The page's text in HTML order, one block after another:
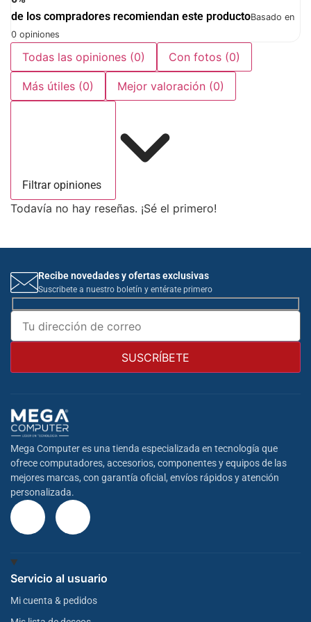
de los compradores recomiendan este productoBasado en
0 opiniones
Todas las opiniones (0) Con fotos (0)
Más útiles (0) Mejor valoración (0)
Filtrar opiniones
Todavía no hay reseñas. ¡Sé el primero!
Recibe novedades y ofertas exclusivas
Suscribete a nuestro boletín y entérate primero
Mega Computer es una tienda especializada en tecnología que
ofrece computadores, accesorios, componentes y equipos de las
mejores marcas, con garantía oficial, envíos rápidos y atención
personalizada.
Servicio al usuario
Mi cuenta & pedidos